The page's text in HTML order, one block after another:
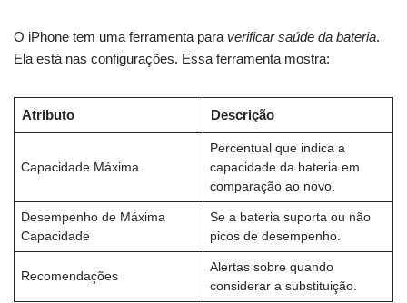
O iPhone tem uma ferramenta para verificar saúde da bateria.
Ela está nas configurações. Essa ferramenta mostra:
Atributo Descrição
Capacidade Máxima
Percentual que indica a
capacidade da bateria em
comparação ao novo.
Desempenho de Máxima
Capacidade
Se a bateria suporta ou não
picos de desempenho.
Recomendações
Alertas sobre quando
considerar a substituição.